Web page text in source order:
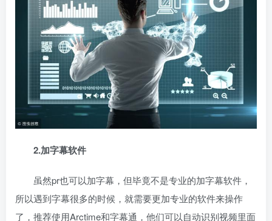
2.加字幕软件
虽然pr也可以加字幕，但毕竟不是专业的加字幕软件，
所以遇到字幕很多的时候，就需要更加专业的软件来操作
了，推荐使用Arctime和字幕通，他们可以自动识别视频里面